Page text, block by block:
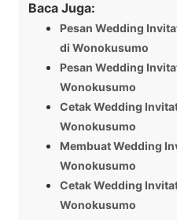
Baca Juga:
Pesan Wedding
di Wonokusumo
Pesan Wedding
Wonokusumo
Cetak Wedding
Wonokusumo
Membuat Wedding
Wonokusumo
Cetak Wedding
Wonokusumo